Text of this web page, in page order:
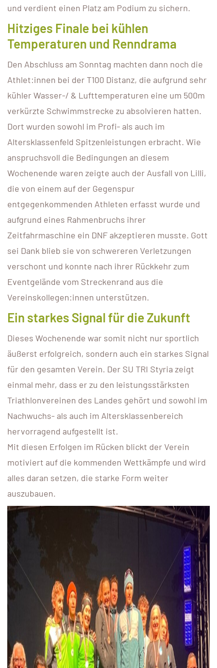
und verdient einen Platz am Podium zu sichern.
Hitziges Finale bei kühlen
Temperaturen und Renndrama
Den Abschluss am Sonntag machten dann noch die
Athlet:innen bei der T100 Distanz, die aufgrund sehr
kühler Wasser-/ & Lufttemperaturen eine um 500m
verkürzte Schwimmstrecke zu absolvieren hatten.
Dort wurden sowohl im Profi- als auch im
Altersklassenfeld Spitzenleistungen erbracht. Wie
anspruchsvoll die Bedingungen an diesem
Wochenende waren zeigte auch der Ausfall von Lilli,
die von einem auf der Gegenspur
entgegenkommenden Athleten erfasst wurde und
aufgrund eines Rahmenbruchs ihrer
Zeitfahrmaschine ein DNF akzeptieren musste. Gott
sei Dank blieb sie von schwereren Verletzungen
verschont und konnte nach ihrer Rückkehr zum
Eventgelände vom Streckenrand aus die
Vereinskollegen:innen unterstützen.
Ein starkes Signal für die Zukunft
Dieses Wochenende war somit nicht nur sportlich
äußerst erfolgreich, sondern auch ein starkes Signal
für den gesamten Verein. Der SU TRI Styria zeigt
einmal mehr, dass er zu den leistungsstärksten
Triathlonvereinen des Landes gehört und sowohl im
Nachwuchs- als auch im Altersklassenbereich
hervorragend aufgestellt ist.
Mit diesen Erfolgen im Rücken blickt der Verein
motiviert auf die kommenden Wettkämpfe und wird
alles daran setzen, die starke Form weiter
auszubauen.